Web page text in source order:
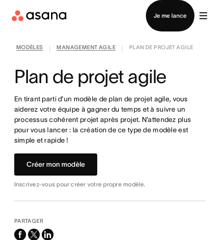
Je me lance
Contacter le service commercial
MODÈLES MANAGEMENT AGILE PLAN DE PROJET AGILE
Plan de projet agile
En tirant parti d’un modèle de plan de projet agile, vous
aiderez votre équipe à gagner du temps et à suivre un
processus cohérent projet après projet. N’attendez plus
pour vous lancer : la création de ce type de modèle est
simple et rapide !
Créer mon modèle
Inscrivez-vous pour créer votre propre modèle.
PARTAGER
facebook
x-
linkedin